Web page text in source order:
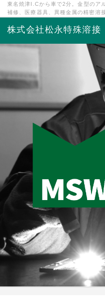
東名焼津I.Cから車で2分。金型のア
補修、医療器具、異種金属の精密溶
株式会社松永特殊溶接